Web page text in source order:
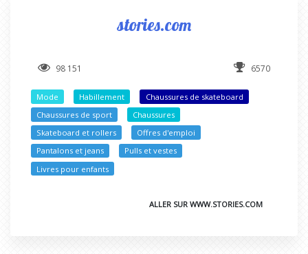
stories.com
98 151 6570
Mode Habillement
Chaussures de skateboard
Chaussures de sport
Chaussures
Skateboard et rollers
Offres d'emploi
Pantalons et jeans
Pulls et vestes
Livres pour enfants
ALLER SUR WWW.STORIES.COM